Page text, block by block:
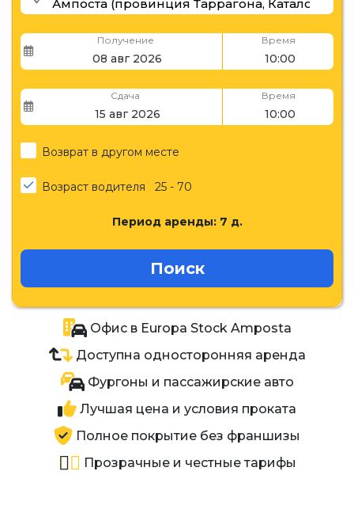
Получение Время
Сдача Время
Возврат в другом месте
Возраст водителя 25 - 70
Период аренды: 7 д.
Поиск
Офис в Europa Stock Amposta
Доступна односторонняя аренда
Фургоны и пассажирские авто
Лучшая цена и условия проката
Полное покрытие без франшизы
Прозрачные и честные тарифы